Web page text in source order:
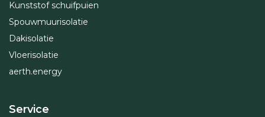
Kunststof schuifpuien
Spouwmuurisolatie
Dakisolatie
Vloerisolatie
aerth.energy
Service